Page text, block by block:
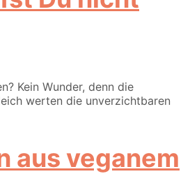
Kein Wunder, denn die
werten die unverzichtbaren
aus veganem